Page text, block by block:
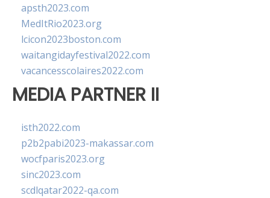
apsth2023.com
MedItRio2023.org
lcicon2023boston.com
waitangidayfestival2022.com
vacancesscolaires2022.com
MEDIA PARTNER II
isth2022.com
p2b2pabi2023-makassar.com
wocfparis2023.org
sinc2023.com
scdlqatar2022-qa.com